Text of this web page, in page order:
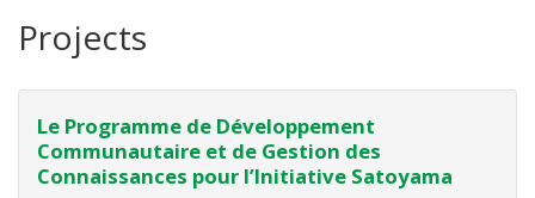
Projects
Le Programme de Développement
Communautaire et de Gestion des
Connaissances pour l’Initiative Satoyama